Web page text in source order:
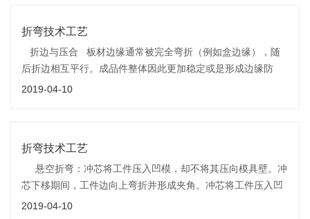
折弯技术工艺
折边与压合 板材边缘通常被完全弯折（例如盒边缘），随
后折边相互平行。成品件整体因此更加稳定或是形成边缘防
护。随后折边内通常需要挂入其他零件。折边与压合
2019-04-10
折弯技术工艺
悬空折弯：冲芯将工件压入凹模，却不将其压向模具壁。冲
芯下移期间，工件边向上弯折并形成夹角。冲芯将工件压入凹
模的深度越大，角度就越小。此时，冲芯和凹模之间留有空隙
2019-04-10